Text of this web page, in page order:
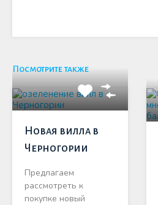
Посмотрите также
Новая вилла в
Черногории
Предлагаем
рассмотреть к
покупке новый